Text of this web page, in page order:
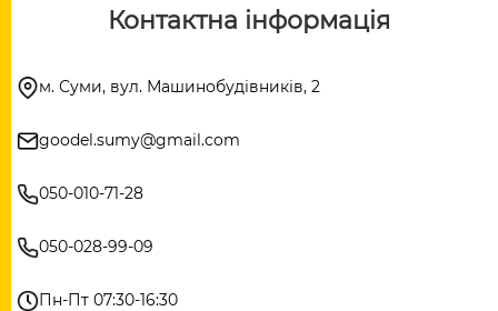
Контактна інформація
м. Суми, вул. Машинобудівників, 2
goodel.sumy@gmail.com
050-010-71-28
050-028-99-09
Пн-Пт 07:30-16:30